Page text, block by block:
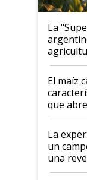
La
infinitas"
El maíz
que
el lote
La
un
una